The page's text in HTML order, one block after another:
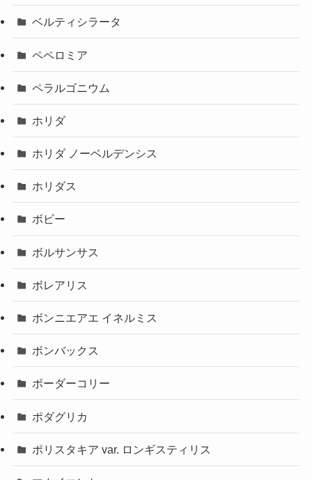
ベルティシラータ
ペペロミア
ペラルゴニウム
ホリダ
ホリダ ノーベルデンシス
ホリダス
ボビー
ボルサンサス
ボレアリス
ボンニエアエ イネルミス
ボンバックス
ボーダーコリー
ポダグリカ
ポリスタキア var. ロンギスティリス